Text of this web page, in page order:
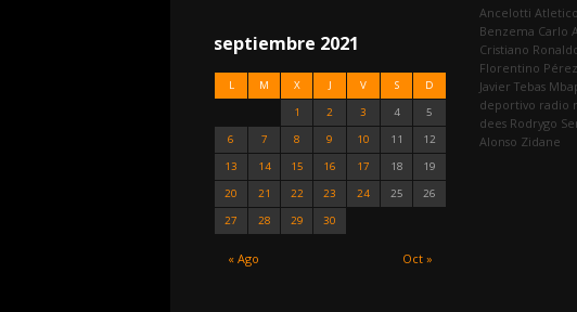
septiembre 2021
L M X J V S D
« Ago Oct »
1 2 3 4
5
6
7 8 9 10 11
12
13
14 15 16 17 18
19
20
21 22 23 24 25
26
27
28 29 30
Ancelotti
Benzema Carlo
Cristiano
Florentino Pérez
Javier Tebas
deportivo radio
dees Rodrygo
Alonso Zidane